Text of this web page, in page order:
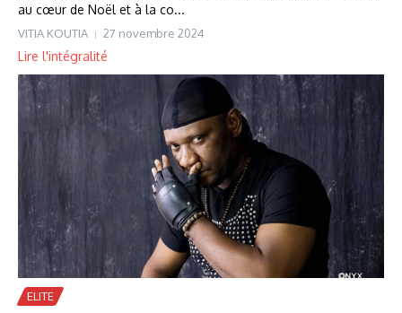
au cœur de Noël et à la co...
VITIA KOUTIA 27 novembre 2024
Lire l'intégralité
ELITE